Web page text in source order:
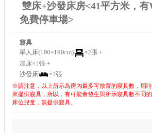
雙床+沙發床房<41平方米，
免費停車場>
寢具
單人床(100×190cm)
×2張 +
加床×1張 +
沙發床
×1張
※請注意，以上所示為房內最多可放置的寢具數，屆
來提供寢具，所以，有可能會發生與所示寢具數不同
床位兒童，無提供寢具。